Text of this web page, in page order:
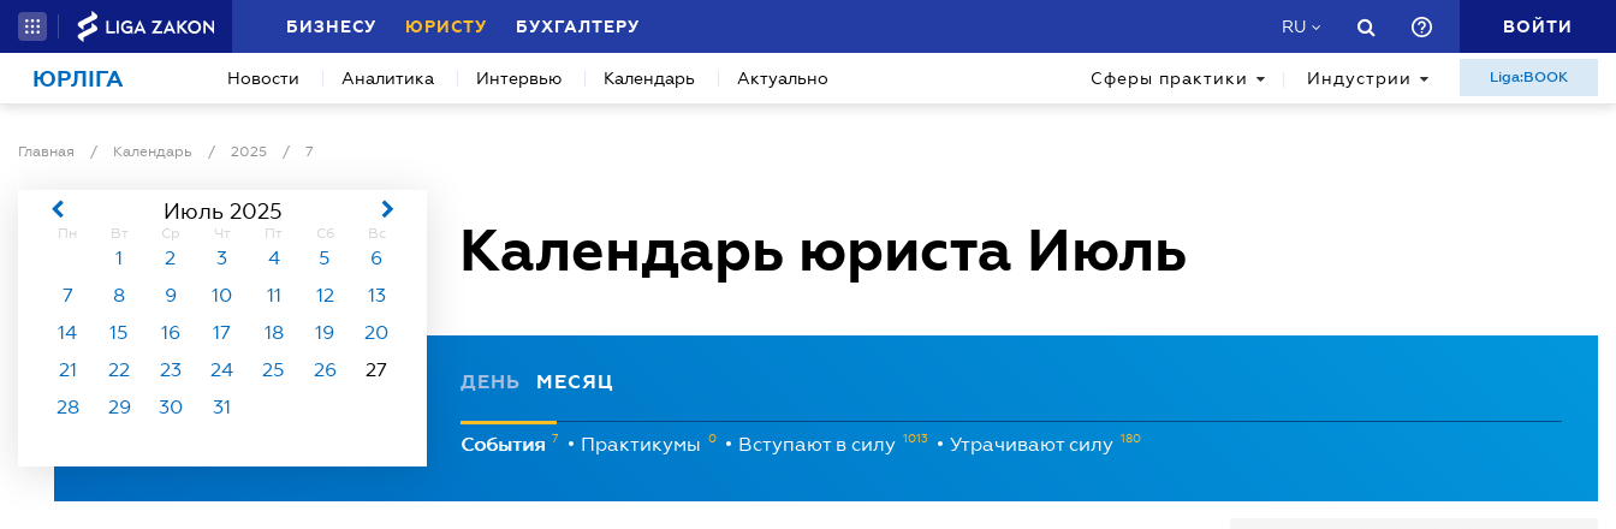
БИЗНЕСУ ЮРИСТУ БУХГАЛТЕРУ RU ВОЙТИ
ЮРЛІГА Новости Аналитика Интервью Календарь Актуально Сферы практики Индустрии Liga:BOOK
Главная / Календарь / 2025 / 7
Календарь юриста Июль
Июль 2025
Пн Вт Ср Чт Пт Сб Вс
1 2 3 4 5
6
7
8 9 10 11 12
13
14
15 16 17 18 19
20
21
22 23 24 25 26
27
28
29 30 31
ДЕНЬ МЕСЯЦ
События 7 Практикумы 0 Вступают в силу 1013 Утрачивают силу 180